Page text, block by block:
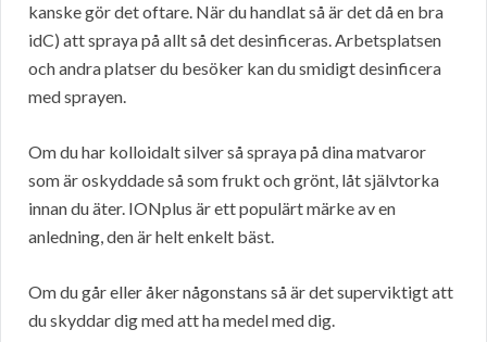
kanske gör det oftare. När du handlat så är det då en bra
idC) att spraya på allt så det desinficeras. Arbetsplatsen
och andra platser du besöker kan du smidigt desinficera
med sprayen.
Om du har kolloidalt silver så spraya på dina matvaror
som är oskyddade så som frukt och grönt, låt självtorka
innan du äter. IONplus är ett populärt märke av en
anledning, den är helt enkelt bäst.
Om du går eller åker någonstans så är det superviktigt att
du skyddar dig med att ha medel med dig.